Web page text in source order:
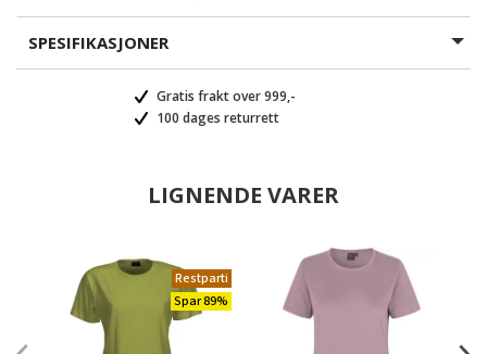
SPESIFIKASJONER
Gratis frakt over 999,-
100 dages returrett
LIGNENDE VARER
Restparti
Spar 89%